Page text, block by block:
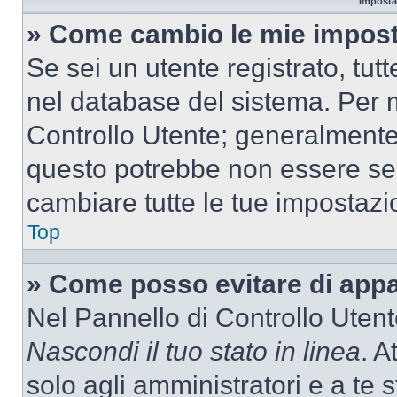
» Come cambio le mie
Se sei un utente registrato,
nel database del sistema. Per
Controllo Utente;
questo potrebbe non essere
cambiare tutte le tue
Top
» Come posso evitare di
Nel Pannello di Controllo
Nascondi il tuo stato in linea.
solo agli amministratori e a te